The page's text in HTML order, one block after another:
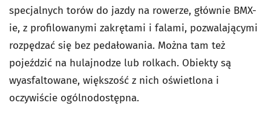
specjalnych torów do jazdy na rowerze, głównie BMX-
ie, z profilowanymi zakrętami i falami, pozwalającymi
rozpędzać się bez pedałowania. Można tam też
pojeździć na hulajnodze lub rolkach. Obiekty są
wyasfaltowane, większość z nich oświetlona i
oczywiście ogólnodostępna.